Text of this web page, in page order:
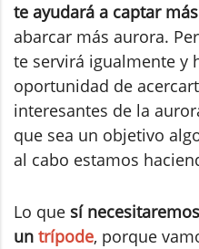
te ayudará a captar
abarcar más aurora.
te servirá igualmente y
oportunidad de
interesantes de la
que sea un objetivo
al cabo estamos
Lo que sí
un trípode, porque